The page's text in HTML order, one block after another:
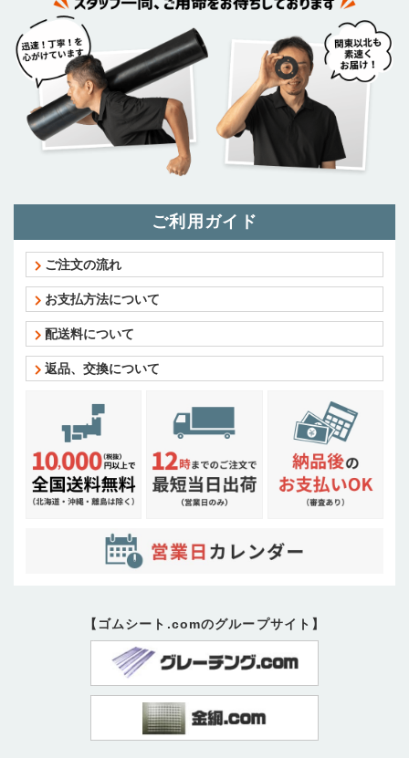
ご利用ガイド
ご注文の流れ
お支払方法について
配送料について
返品、交換について
【ゴムシート.comのグループサイト】